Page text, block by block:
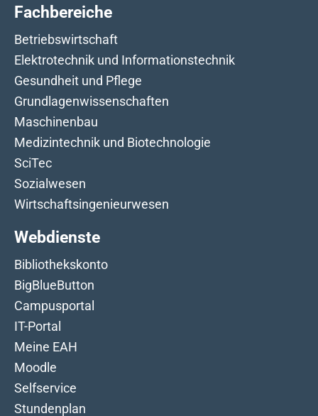
Fachbereiche
Betriebswirtschaft
Elektrotechnik und Informationstechnik
Gesundheit und Pflege
Grundlagenwissenschaften
Maschinenbau
Medizintechnik und Biotechnologie
SciTec
Sozialwesen
Wirtschaftsingenieurwesen
Webdienste
Bibliothekskonto
BigBlueButton
Campusportal
IT-Portal
Meine EAH
Moodle
Selfservice
Stundenplan